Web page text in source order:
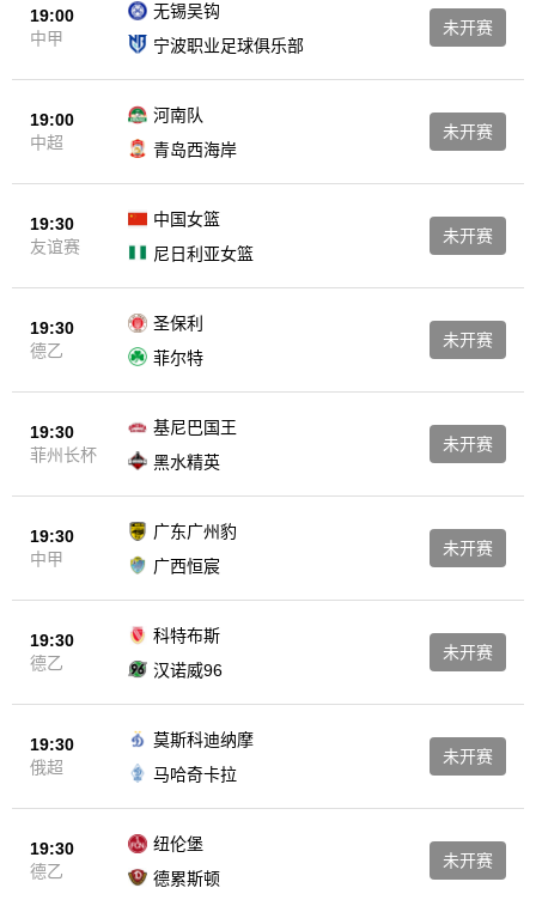
19:00
中甲
无锡吴钩
宁波职业足球俱乐部
未开赛
19:00
中超
河南队
青岛西海岸
未开赛
19:30
友谊赛
中国女篮
尼日利亚女篮
未开赛
19:30
德乙
圣保利
菲尔特
未开赛
19:30
菲州长杯
基尼巴国王
黑水精英
未开赛
19:30
中甲
广东广州豹
广西恒宸
未开赛
19:30
德乙
科特布斯
汉诺威96
未开赛
19:30
俄超
莫斯科迪纳摩
马哈奇卡拉
未开赛
19:30
德乙
纽伦堡
德累斯顿
未开赛